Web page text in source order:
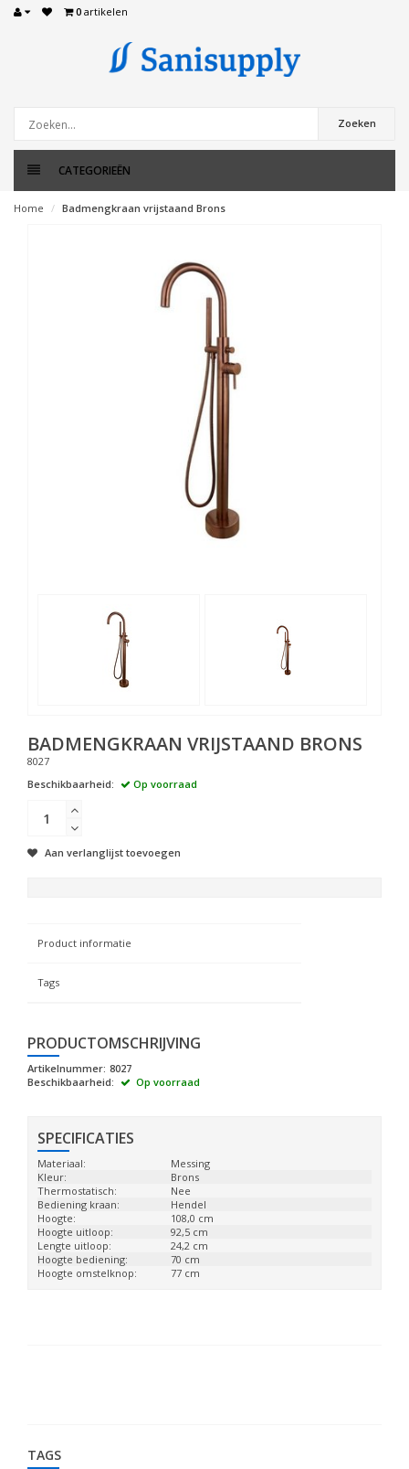
0 artikelen
Zoeken
CATEGORIEËN
Home Badmengkraan vrijstaand Brons
BADMENGKRAAN VRIJSTAAND BRONS
8027
Beschikbaarheid:
Op voorraad
Aan verlanglijst toevoegen
Product informatie
Tags
PRODUCTOMSCHRIJVING
Artikelnummer: 8027
Beschikbaarheid:
Op voorraad
SPECIFICATIES
Materiaal:
Messing
Kleur:
Brons
Thermostatisch:
Nee
Bediening kraan:
Hendel
Hoogte:
108,0 cm
Hoogte uitloop:
92,5 cm
Lengte uitloop:
24,2 cm
Hoogte bediening:
70 cm
Hoogte omstelknop:
77 cm
TAGS